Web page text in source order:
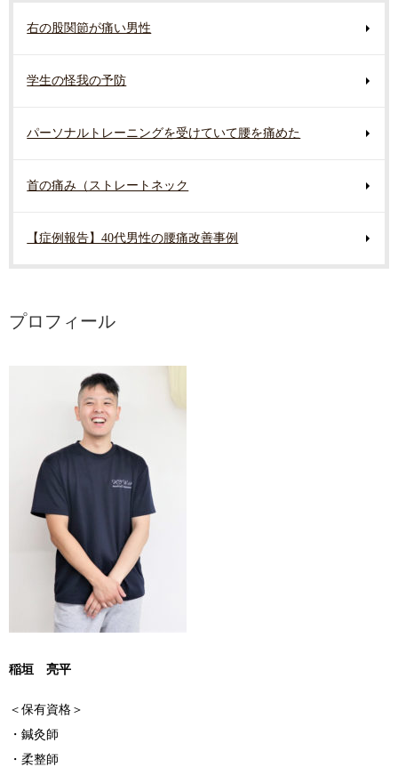
右の股関節が痛い男性
学生の怪我の予防
パーソナルトレーニングを受けていて腰を痛めた
首の痛み（ストレートネック
【症例報告】40代男性の腰痛改善事例
プロフィール
稲垣 亮平
＜保有資格＞
・鍼灸師
・柔整師